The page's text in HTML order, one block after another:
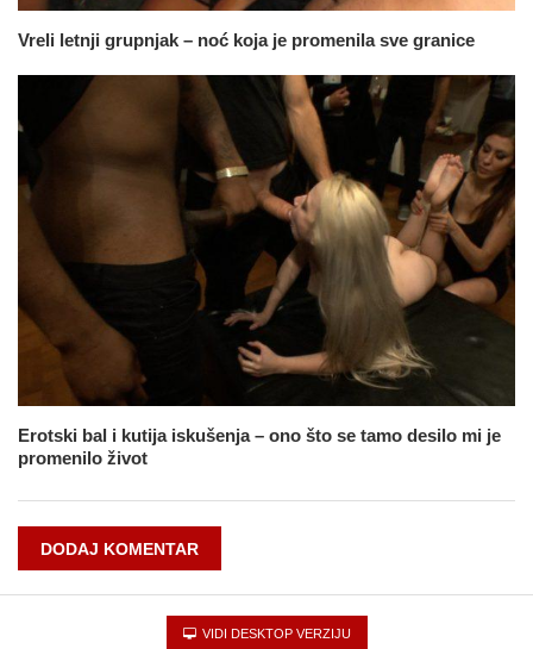
Vreli letnji grupnjak – noć koja je promenila sve granice
Erotski bal i kutija iskušenja – ono što se tamo desilo mi je
promenilo život
DODAJ KOMENTAR
VIDI DESKTOP VERZIJU